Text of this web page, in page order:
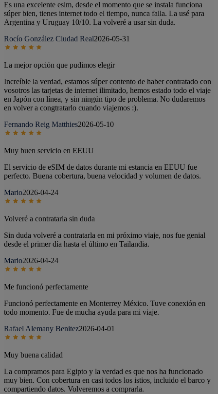
Es una excelente esim, desde el momento que se instala funciona
súper bien, tienes internet todo el tiempo, nunca falla. La usé para
Argentina y Uruguay 10/10. La volveré a usar sin duda.
Rocío González Ciudad Real2026-05-31
La mejor opción que pudimos elegir
Increíble la verdad, estamos súper contento de haber contratado con
vosotros las tarjetas de internet ilimitado, hemos estado todo el viaje
en Japón con línea, y sin ningún tipo de problema. No dudaremos
en volver a congtratarlo cuando viajemos :).
Fernando Reig Matthies2026-05-10
Muy buen servicio en EEUU
El servicio de eSIM de datos durante mi estancia en EEUU fue
perfecto. Buena cobertura, buena velocidad y volumen de datos.
Mario2026-04-24
Volveré a contratarla sin duda
Sin duda volveré a contratarla en mi próximo viaje, nos fue genial
desde el primer día hasta el último en Tailandia.
Mario2026-04-24
Me funcionó perfectamente
Funcionó perfectamente en Monterrey México. Tuve conexión en
todo momento. Fue de mucha ayuda para mi viaje.
Rafael Alemany Benitez2026-04-01
Muy buena calidad
La compramos para Egipto y la verdad es que nos ha funcionado
muy bien. Con cobertura en casi todos los istios, incluido el barco y
compartiendo datos. Volveremos a comprarla.